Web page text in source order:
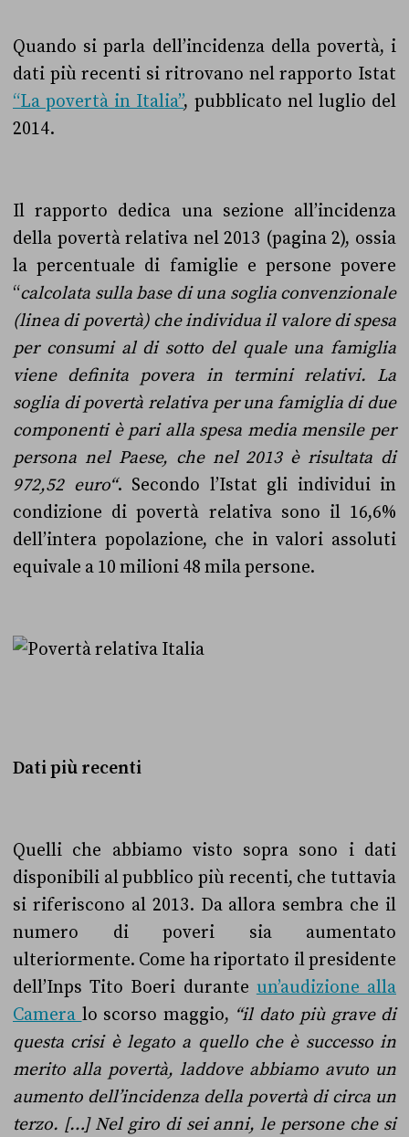
Quando si parla dell’incidenza della povertà, i
dati più recenti si ritrovano nel rapporto Istat
“La povertà in Italia”, pubblicato nel luglio del
2014.
Il rapporto dedica una sezione all’incidenza
della povertà relativa nel 2013 (pagina 2), ossia
la percentuale di famiglie e persone povere
“calcolata sulla base di una soglia convenzionale
(linea di povertà) che individua il valore di spesa
per consumi al di sotto del quale una famiglia
viene definita povera in termini relativi. La
soglia di povertà relativa per una famiglia di due
componenti è pari alla spesa media mensile per
persona nel Paese, che nel 2013 è risultata di
972,52 euro“. Secondo l’Istat gli individui in
condizione di povertà relativa sono il 16,6%
dell’intera popolazione, che in valori assoluti
equivale a 10 milioni 48 mila persone.
Dati più recenti
Quelli che abbiamo visto sopra sono i dati
disponibili al pubblico più recenti, che tuttavia
si riferiscono al 2013. Da allora sembra che il
numero di poveri sia aumentato
ulteriormente. Come ha riportato il presidente
dell’Inps Tito Boeri durante un’audizione alla
Camera lo scorso maggio, “il dato più grave di
questa crisi è legato a quello che è successo in
merito alla povertà, laddove abbiamo avuto un
aumento dell’incidenza della povertà di circa un
terzo. […] Nel giro di sei anni, le persone che si